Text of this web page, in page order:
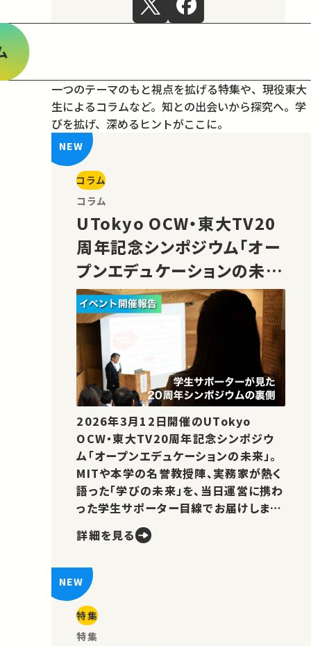
一つのテーマのもと視点を拡げる特集や、現役東大
生によるコラムなど。 知との出会いから探究へ。学
びを拡げ、深めるヒントがここに。
コラム
コラム
UTokyo OCW・東大TV20
周年記念シンポジウム「オー
プンエデュケーションの未
来」の様子をご紹介！
2026年3月12日開催のUTokyo
OCW・東大TV20周年記念シンポジウ
ム「オープンエデュケーションの未来」。
MITや本学の名誉教授陣、実務家が熱く
語った「学びの未来」を、当日運営に携わ
った学生サポーター目線でお届けしま
詳細を見る
特集
特集